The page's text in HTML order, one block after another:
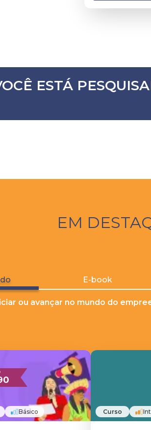
ESTÁ
EM
E-book
ou avançar no mundo do
Básico Curso